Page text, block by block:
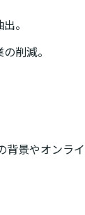
。
削減。
景やオンラ